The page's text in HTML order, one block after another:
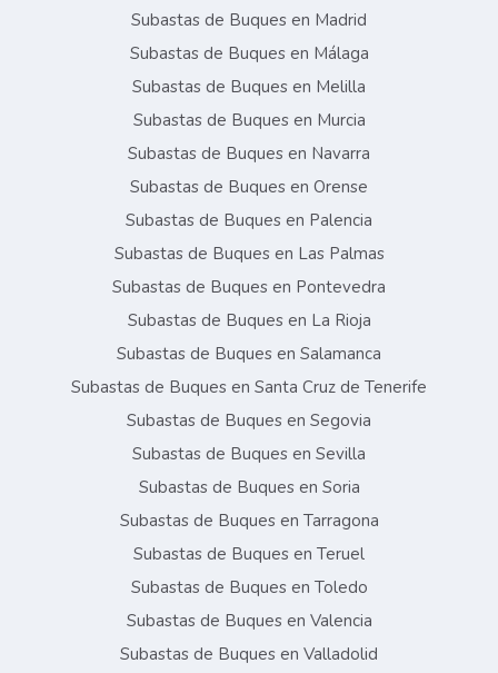
Subastas de Buques en Madrid
Subastas de Buques en Málaga
Subastas de Buques en Melilla
Subastas de Buques en Murcia
Subastas de Buques en Navarra
Subastas de Buques en Orense
Subastas de Buques en Palencia
Subastas de Buques en Las Palmas
Subastas de Buques en Pontevedra
Subastas de Buques en La Rioja
Subastas de Buques en Salamanca
Subastas de Buques en Santa Cruz de Tenerife
Subastas de Buques en Segovia
Subastas de Buques en Sevilla
Subastas de Buques en Soria
Subastas de Buques en Tarragona
Subastas de Buques en Teruel
Subastas de Buques en Toledo
Subastas de Buques en Valencia
Subastas de Buques en Valladolid